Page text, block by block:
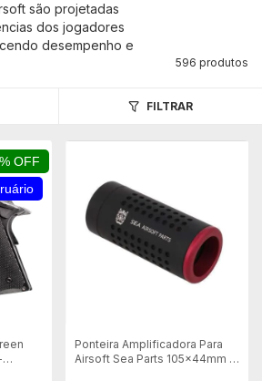
são projetadas
dos jogadores
desempenho e
596 produtos
FILTRAR
OFF
Ponteira Amplificadora Para
Airsoft Sea Parts 105x44mm -